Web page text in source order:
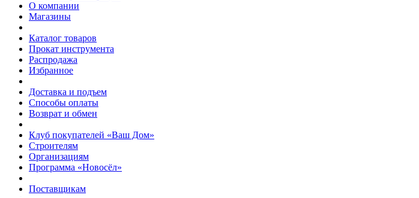
О компании
Магазины
Каталог товаров
Прокат инструмента
Распродажа
Избранное
Доставка и подъем
Способы оплаты
Возврат и обмен
Клуб покупателей «Ваш Дом»
Строителям
Организациям
Программа «Новосёл»
Поставщикам